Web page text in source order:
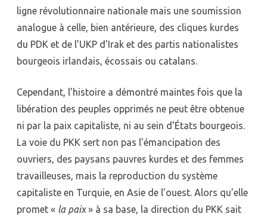
ligne révolutionnaire nationale mais une soumission
analogue à celle, bien antérieure, des cliques kurdes
du PDK et de l’UKP d’Irak et des partis nationalistes
bourgeois irlandais, écossais ou catalans.
Cependant, l’histoire a démontré maintes fois que la
libération des peuples opprimés ne peut être obtenue
ni par la paix capitaliste, ni au sein d’États bourgeois.
La voie du PKK sert non pas l’émancipation des
ouvriers, des paysans pauvres kurdes et des femmes
travailleuses, mais la reproduction du système
capitaliste en Turquie, en Asie de l’ouest. Alors qu’elle
promet « la paix» à sa base, la direction du PKK sait